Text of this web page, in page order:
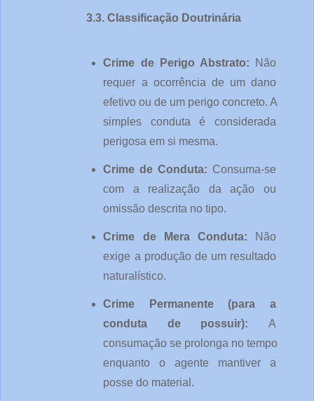
3.3. Classificação Doutrinária
Crime de Perigo Abstrato:
Não
requer a ocorrência de um dano
efetivo ou de um perigo concreto. A
simples conduta é considerada
perigosa em si mesma.
Crime de Conduta: Consuma-se
com a realização da ação ou
omissão descrita no tipo.
Crime de Mera Conduta:
Não
exige a produção de um resultado
naturalístico.
Crime Permanente (para a
conduta de possuir): A
consumação se prolonga no tempo
enquanto o agente mantiver a
posse do material.